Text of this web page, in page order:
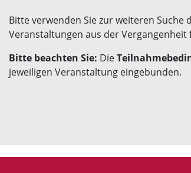
Bitte verwenden Sie zur weiteren Suche
Veranstaltungen aus der Vergangenheit
Bitte beachten Sie: Die
jeweiligen Veranstaltung eingebunden.